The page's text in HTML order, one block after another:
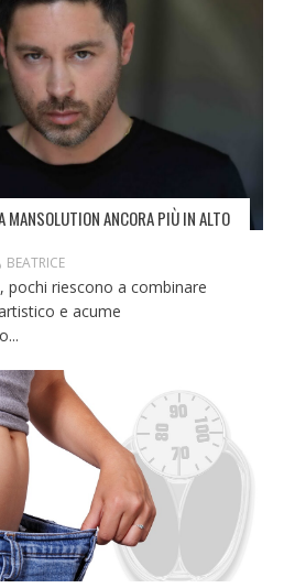
MANSOLUTION ANCORA PIÙ IN ALTO
BEATRICE
pochi riescono a combinare
e acume